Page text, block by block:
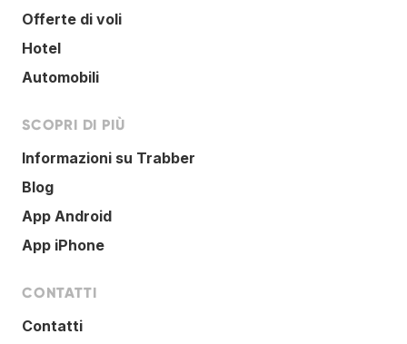
Offerte di voli
Hotel
Automobili
SCOPRI DI PIÙ
Informazioni su Trabber
Blog
App Android
App iPhone
CONTATTI
Contatti